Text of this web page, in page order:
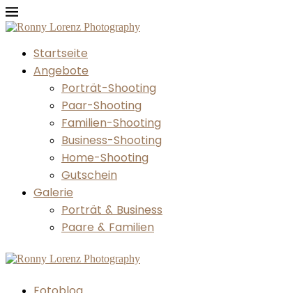
Startseite
Angebote
Porträt-Shooting
Paar-Shooting
Familien-Shooting
Business-Shooting
Home-Shooting
Gutschein
Galerie
Porträt & Business
Paare & Familien